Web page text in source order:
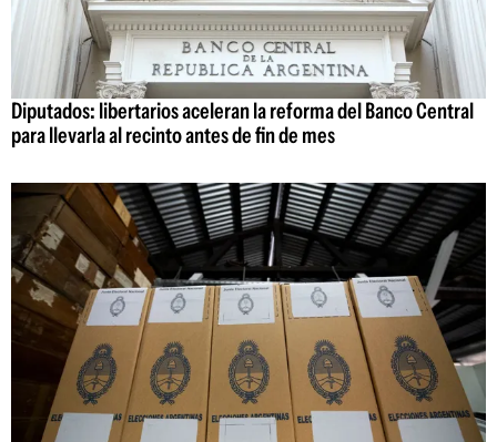
Diputados: libertarios aceleran la reforma del Banco Central
para llevarla al recinto antes de fin de mes